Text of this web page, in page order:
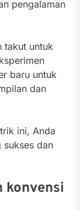
pengalaman
takut untuk
baru untuk
dan
ini, Anda
dan
konvensi